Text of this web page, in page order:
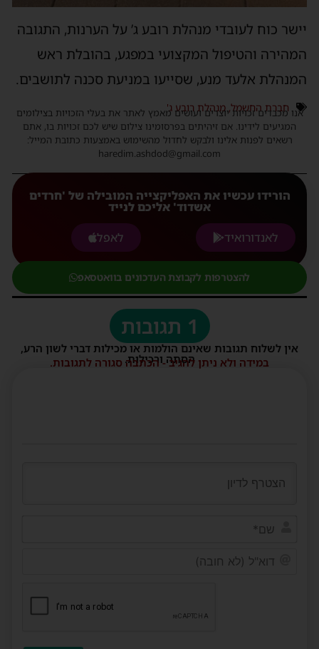
יישר כוח לעובדי מנהלת רובע ג’ על הערנות, התגובה
המהירה והטיפול המקצועי במפגע, בהובלת ראש
המנהלת אלעד מנע, שסייעו במניעת סכנה לתושבים.
חברת החשמל, מנהלת רובע ג'
אנו מכבדים זכויות יוצרים ועושים מאמץ לאתר את בעלי הזכויות בצילומים
המגיעים לידינו. אם זיהיתים בפרסומינו צילום שיש לכם זכויות בו, אתם
רשאים לפנות אלינו ולבקש לחדול מהשימוש באמצעות כתובת המייל:
haredim.ashdod@gmail.com
הורידו עכשיו את האפליקצייה המובילה של 'חרדים
אשדוד' אליכם לנייד
לאנדורואיד
לאפל
להצטרפות לקבוצת העדכונים בוואטסאפ
1 תגובות
אין לשלוח תגובות שאינם הולמות או מכילות דברי לשון הרע,
הסתה ורכילות.
במידה ולא ניתן להגיב - הכתבה סגורה לתגובות.